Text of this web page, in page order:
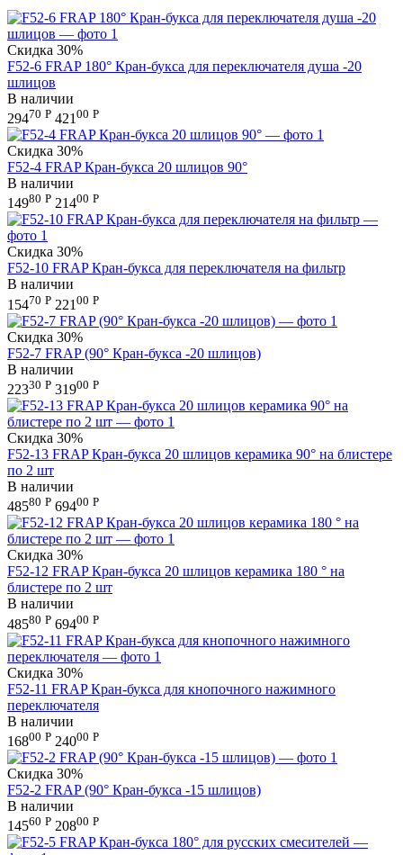
Скидка 30%
F52-6 FRAP 180° Кран-букса для переключателя душа -20
шлицов
В наличии
29470 Р 421 00 Р
Скидка 30%
F52-4 FRAP Кран-букса 20 шлицов 90°
В наличии
14980 Р 21400 Р
Скидка 30%
F52-10 FRAP Кран-букса для переключателя на фильтр
В наличии
15470 Р 221 00 Р
Скидка 30%
F52-7 FRAP (90° Кран-букса -20 шлицов)
В наличии
22330 Р 31900 Р
Скидка 30%
F52-13 FRAP Кран-букса 20 шлицов керамика 90° на блистере
по 2 шт
В наличии
48580 Р 69400 Р
Скидка 30%
F52-12 FRAP Кран-букса 20 шлицов керамика 180 ° на
блистере по 2 шт
В наличии
48580 Р 69400 Р
Скидка 30%
F52-11 FRAP Кран-букса для кнопочного нажимного
переключателя
В наличии
16800 Р 24000 Р
Скидка 30%
F52-2 FRAP (90° Кран-букса -15 шлицов)
В наличии
14560 Р 20800 Р